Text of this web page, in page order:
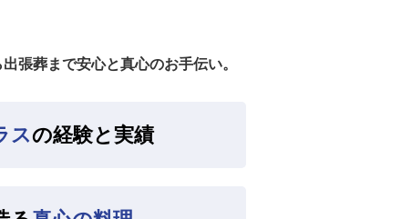
張葬まで安心と真心のお手伝い。
スの経験と実績